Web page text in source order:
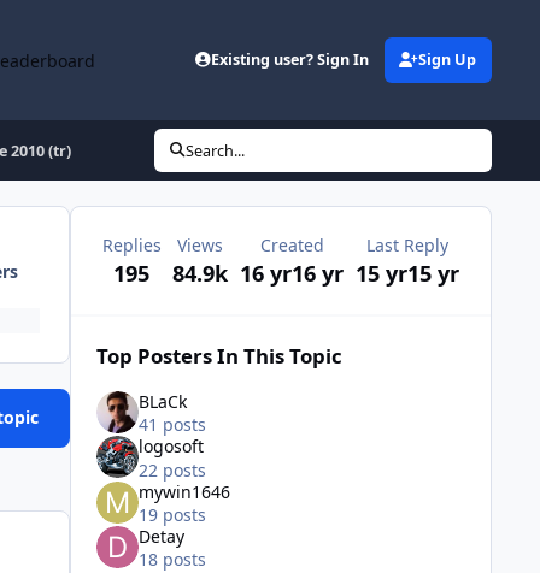
Existing user? Sign In Sign Up
2010 (tr) Search...
Replies
195
Views
84.9k
Created
16 yr16 yr
Last Reply
15 yr15 yr
Top Posters In This Topic
BLaCk
41 posts
logosoft
22 posts
mywin1646
19 posts
Detay
18 posts